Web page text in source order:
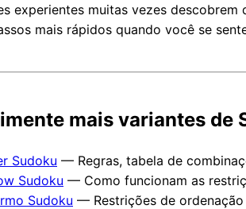
experientes muitas vezes
mais rápidos quando você se
mais variantes de
Sudoku — Regras, tabela de
Sudoku — Como funcionam as
Sudoku — Restrições de